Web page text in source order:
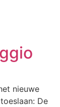
nieuwe
De